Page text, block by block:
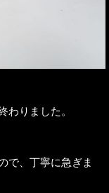
わりました。
で、丁寧に急ぎま